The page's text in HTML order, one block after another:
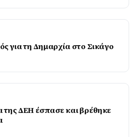
για τη Δημαρχία στο Σικάγο
ΔΕΗ έσπασε και βρέθηκε